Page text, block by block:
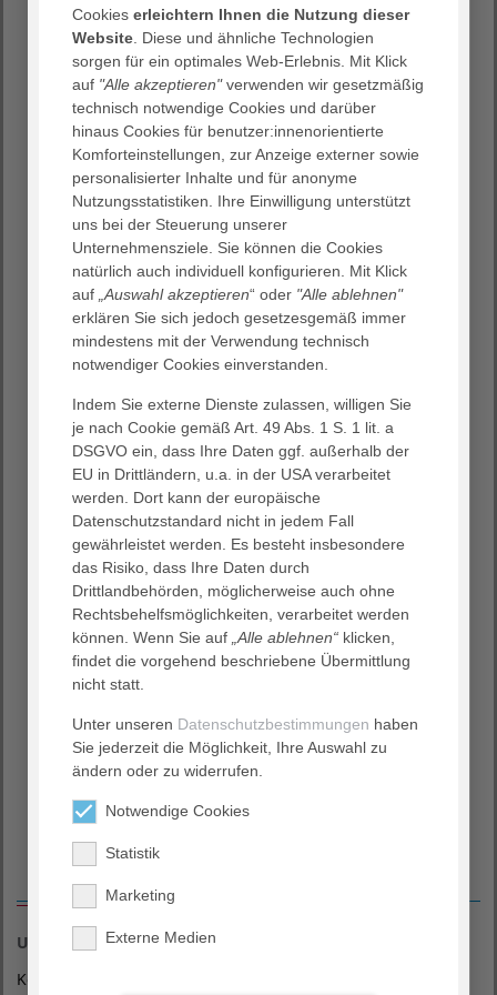
Wir legen Wert darauf, dass sich unsere Patient:innen in
unserem Haus – in medizinischer und persönlicher
Hinsicht – in einer für sie angenehmen Atmosphäre wohl
fühlen und gut betreut werden. Dafür engagieren sich
unsere Mitarbeiter:innen rund um die Uhr. Als
christliches Haus fühlen wir uns dabei den Belangen
unserer Patient:innen verpflichtet. Um jedoch auch
zusätzliche Angebote, die über die gesundheitliche
Regelversorgung hinaus gehen, dauerhaft zu
ermöglichen, können Sie uns gerne unterstützen.
Denn wir möchten:
dafür Sorge tragen, dass sich Menschen in unserem
Krankenhaus wohlfühlen.
die besondere freundliche und persönliche
Atmosphäre in unserer Klinik fördern.
das medizinische, pflegerische und technische
Leistungsangebot sowie die allgemeinen
Dienstleistungen ausbauen.
Sie fühlen sich dem AGAPLESION EV. KLINIKUM
SCHAUMBURG verbunden und möchten Angebote
fördern, die von der Regelfinanzierung nicht abgedeckt
werden?Durch Ihre Spende können besondere
Aktivitäten, Projekte oder konkrete Verbesserungen in
unserem Haus umgesetzt werden. Wir garantieren, dass
jede einzelne, auch kleine Spende hilfreich – denn Ihr
Engagement spüren unsere Patient:innen und
Mitarbeiter:innen unmittelbar und dafür danken wir
Ihnen von Herzen.
Unser Spendenkonto
Kontoinhaber:
Cookieserleichtern Ihnen die Nutzung dieser
Website . Diese und ähnliche Technologien
sorgen für ein optimales Web-Erlebnis. Mit Klick
auf "Alle akzeptieren"verwenden wir gesetzmäßig
technisch notwendige Cookies und darüber
hinaus Cookies für benutzer:innenorientierte
Komforteinstellungen, zur Anzeige externer sowie
personalisierter Inhalte und für anonyme
Nutzungsstatistiken. Ihre Einwilligung unterstützt
uns bei der Steuerung unserer
Unternehmensziele. Sie können die Cookies
natürlich auch individuell konfigurieren. Mit Klick
auf „Auswahl akzeptieren“ oder "Alle ablehnen"
erklären Sie sich jedoch gesetzesgemäß immer
mindestens mit der Verwendung technisch
notwendiger Cookies einverstanden.
Indem Sie externe Dienste zulassen, willigen Sie
je nach Cookie gemäß Art. 49 Abs. 1 S. 1 lit. a
DSGVO ein, dass Ihre Daten ggf. außerhalb der
EU in Drittländern, u.a. in der USA verarbeitet
werden. Dort kann der europäische
Datenschutzstandard nicht in jedem Fall
gewährleistet werden. Es besteht insbesondere
das Risiko, dass Ihre Daten durch
Drittlandbehörden, möglicherweise auch ohne
Rechtsbehelfsmöglichkeiten, verarbeitet werden
können. Wenn Sie auf „Alle ablehnen“ klicken,
findet die vorgehend beschriebene Übermittlung
nicht statt.
Unter unseren Datenschutzbestimmungen haben
Sie jederzeit die Möglichkeit, Ihre Auswahl zu
ändern oder zu widerrufen.
Notwendige Cookies
Statistik
Marketing
Externe Medien